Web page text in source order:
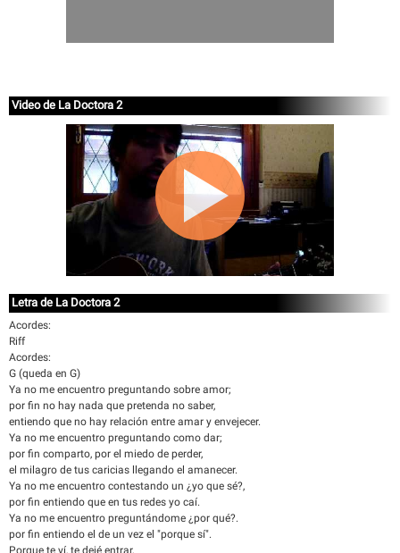
Video de La Doctora 2
Letra de La Doctora 2
Acordes:
Riff
Acordes:
G (queda en G)
Ya no me encuentro preguntando sobre amor;
por fin no hay nada que pretenda no saber,
entiendo que no hay relación entre amar y envejecer.
Ya no me encuentro preguntando como dar;
por fin comparto, por el miedo de perder,
el milagro de tus caricias llegando el amanecer.
Ya no me encuentro contestando un ¿yo que sé?,
por fin entiendo que en tus redes yo caí.
Ya no me encuentro preguntándome ¿por qué?.
por fin entiendo el de un vez el "porque sí".
Porque te ví, te dejé entrar,